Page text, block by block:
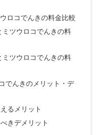
ロコでんきの料金比較
ツウロコでんきの料
ツウロコでんきの料
でんきのメリット・デ
るメリット
きデメリット